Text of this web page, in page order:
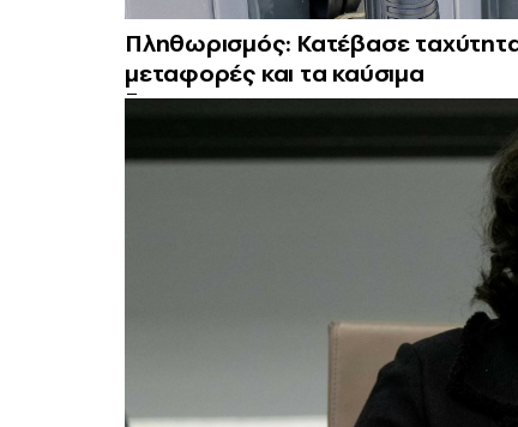
Πληθωρισμός: Κατέβασε
μεταφορές και τα καύσιμα